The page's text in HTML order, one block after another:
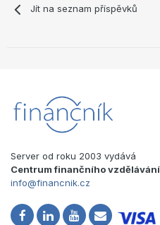
Jít na seznam příspěvků
Server od roku 2003 vydává
Centrum finančního
info@financnik.cz